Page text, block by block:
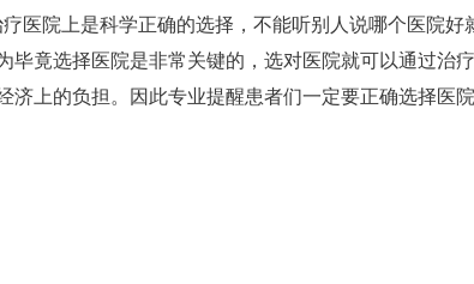
医院上是科学正确的选择，不能听别人说哪个医院
毕竟选择医院是非常关键的，选对医院就可以通过治
上的负担。因此专业提醒患者们一定要正确选择医院